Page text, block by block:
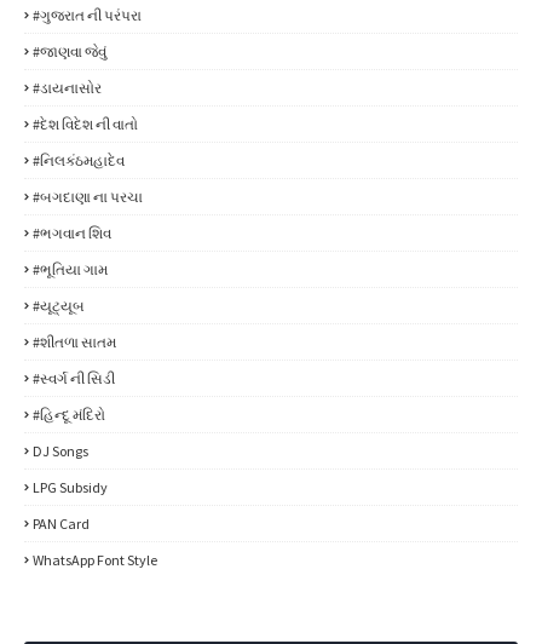
#ગુજરાત ની પરંપરા
#જાણવા જેવું
#ડાયનાસોર
#દેશ વિદેશ ની વાતો
#નિલકંઠમહાદેવ
#બગદાણા ના પરચા
#ભગવાન શિવ
#ભૂતિયા ગામ
#યૂટ્યૂબ
#શીતળા સાતમ
#સ્વર્ગ ની સિડી
#હિન્દૂ મંદિરો
DJ Songs
LPG Subsidy
PAN Card
WhatsApp Font Style